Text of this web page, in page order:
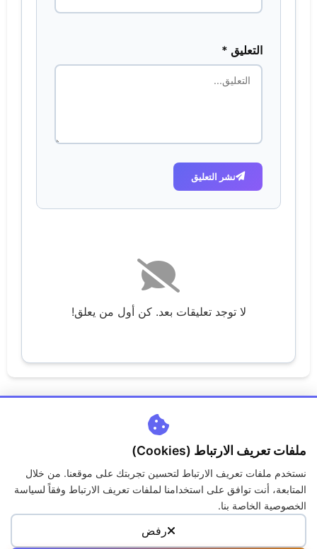
التعليق *
نشر التعليق
لا توجد تعليقات بعد. كن أول من يعلق!
اتصل بنا من نحن سياسة الخصوصية
الكوكيز
حقوق الملكية
جميع الحقوق محفوظة لمنصة جــواب © 2026
ملفات تعريف الارتباط (Cookies)
نستخدم ملفات تعريف الارتباط لتحسين تجربتك على موقعنا. من خلال
المتابعة، أنت توافق على استخدامنا لملفات تعريف الارتباط وفقاً لسياسة
الخصوصية الخاصة بنا.
رفض